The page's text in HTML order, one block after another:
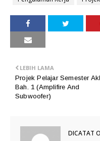
LEBIH LAMA
Projek Pelajar Semester
Bah. 1 (Amplifire And
Subwoofer)
DICATAT